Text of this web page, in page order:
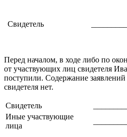
Свидетель
Перед началом, в ходе либо по
от участвующих лиц свидетеля
поступили. Содержание заявлений
свидетеля нет.
Свидетель
Иные участвующие
лица